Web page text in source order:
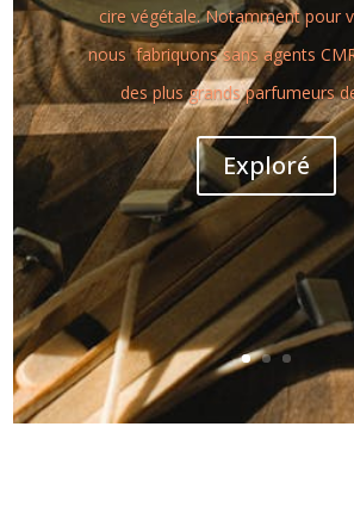
cire végétale. Notamment pour
nous fabriquons sans agents
des plus grands parfumeurs
Exploré